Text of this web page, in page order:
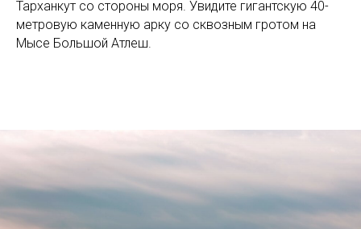
Тарханкут со стороны моря. Увидите гигантскую 40-
метровую каменную арку со сквозным гротом на
Мысе Большой Атлеш.